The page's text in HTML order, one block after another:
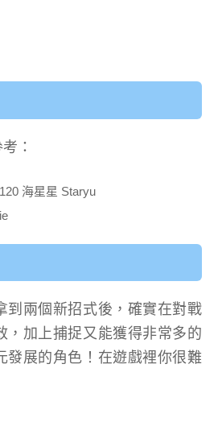
：
到兩個新招式後，確實在對戰
，加上捕捉又能獲得非常多的
發展的角色！在遊戲裡你很難